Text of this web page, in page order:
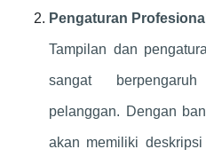
Pengaturan Profesional
Tampilan dan
sangat
pelanggan. Dengan
akan memiliki